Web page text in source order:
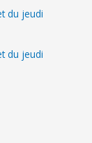
du jeudi
du jeudi